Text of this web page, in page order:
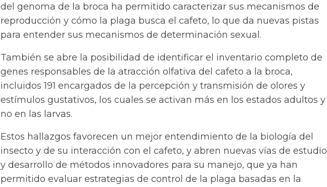
del genoma de la broca ha permitido caracterizar sus mecanismos de
reproducción y cómo la plaga busca el cafeto, lo que da nuevas pistas
para entender sus mecanismos de determinación sexual.
También se abre la posibilidad de identificar el inventario completo de
genes responsables de la atracción olfativa del cafeto a la broca,
incluidos 191 encargados de la percepción y transmisión de olores y
estímulos gustativos, los cuales se activan más en los estados adultos y
no en las larvas.
Estos hallazgos favorecen un mejor entendimiento de la biología del
insecto y de su interacción con el cafeto, y abren nuevas vías de estudio
y desarrollo de métodos innovadores para su manejo, que ya han
permitido evaluar estrategias de control de la plaga basadas en la